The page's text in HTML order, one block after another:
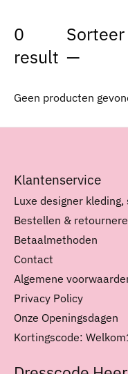
0
result
Sorteer
—
Geen producten
Klantenservice
Luxe designer
Bestellen &
Betaalmethoden
Contact
Algemene
Privacy Policy
Onze Openingsdagen
Kortingscode: